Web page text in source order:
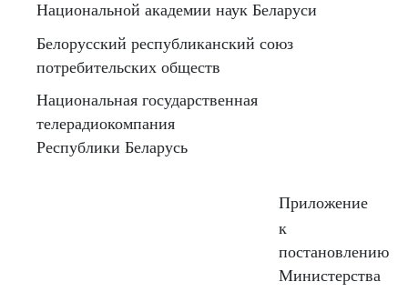
Национальной академии наук Беларуси
Белорусский республиканский союз
потребительских обществ
Национальная государственная
телерадиокомпания
Республики Беларусь
Приложение
к
постановлению
Министерства